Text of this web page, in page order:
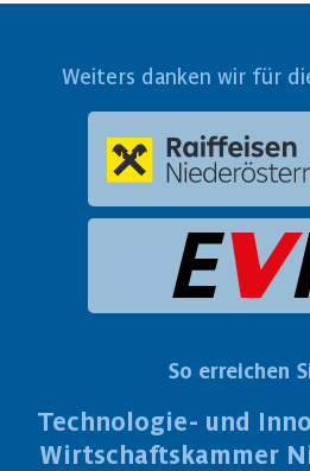
Weiters danken wir für
So erreichen
Technologie- und
Wirtschaftskammer